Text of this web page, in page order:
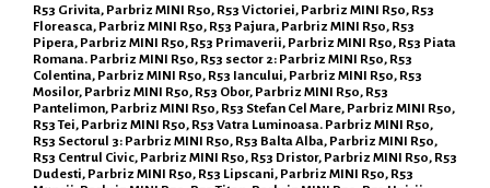
R53 Grivita, Parbriz MINI R50, R53 Victoriei, Parbriz MINI R50, R53
Floreasca, Parbriz MINI R50, R53 Pajura, Parbriz MINI R50, R53
Pipera, Parbriz MINI R50, R53 Primaverii, Parbriz MINI R50, R53 Piata
Romana. Parbriz MINI R50, R53 sector 2: Parbriz MINI R50, R53
Colentina, Parbriz MINI R50, R53 Iancului, Parbriz MINI R50, R53
Mosilor, Parbriz MINI R50, R53 Obor, Parbriz MINI R50, R53
Pantelimon, Parbriz MINI R50, R53 Stefan Cel Mare, Parbriz MINI R50,
R53 Tei, Parbriz MINI R50, R53 Vatra Luminoasa. Parbriz MINI R50,
R53 Sectorul 3: Parbriz MINI R50, R53 Balta Alba, Parbriz MINI R50,
R53 Centrul Civic, Parbriz MINI R50, R53 Dristor, Parbriz MINI R50, R53
Dudesti, Parbriz MINI R50, R53 Lipscani, Parbriz MINI R50, R53